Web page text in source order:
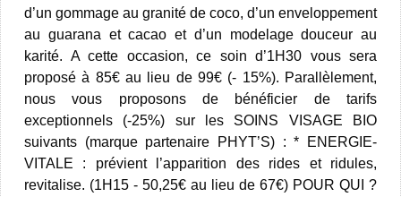
d’un gommage au granité de coco, d’un enveloppement
au guarana et cacao et d’un modelage douceur au
karité. A cette occasion, ce soin d’1H30 vous sera
proposé à 85€ au lieu de 99€ (- 15%). Parallèlement,
nous vous proposons de bénéficier de tarifs
exceptionnels (-25%) sur les SOINS VISAGE BIO
suivants (marque partenaire PHYT’S) : * ENERGIE-
VITALE : prévient l’apparition des rides et ridules,
revitalise. (1H15 - 50,25€ au lieu de 67€) POUR QUI ?